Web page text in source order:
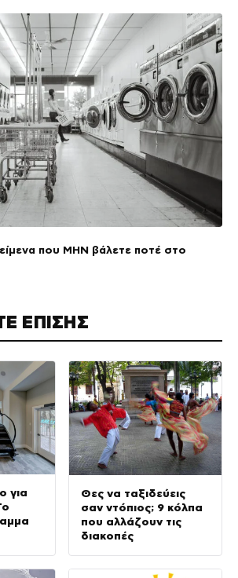
που ΜΗΝ βάλετε ποτέ στο
ΕΠΙΣΗΣ
για
Θες να ταξιδεύεις
σαν ντόπιος; 9 κόλπα
που αλλάζουν τις
διακοπές